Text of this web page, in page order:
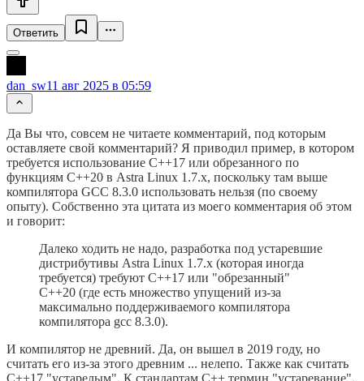
Ответить
dan_sw11 авг 2025 в 05:59
Да Вы что, совсем не читаете комментарий, под которым
оставляете свой комментарий? Я приводил пример, в котором
требуется использование C++17 или обрезанного по
функциям C++20 в Astra Linux 1.7.x, поскольку там выше
компилятора GCC 8.3.0 использовать нельзя (по своему
опыту). Собственно эта цитата из моего комментария об этом
и говорит:
Далеко ходить не надо, разработка под устаревшие
дистрибутивы Astra Linux 1.7.x (которая иногда
требуется) требуют C++17 или "обрезанный"
C++20 (где есть множество упущений из-за
максимально поддерживаемого компилятора
компилятора gcc 8.3.0).
И компилятор не древний. Да, он вышел в 2019 году, но
считать его из-за этого древним ... нелепо. Также как считать
C++17 "устарелым". К стандартам C++ термин "устаревание",